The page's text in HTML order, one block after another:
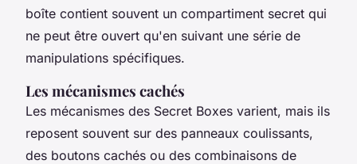
boîte contient souvent un compartiment secret qui
ne peut être ouvert qu'en suivant une série de
manipulations spécifiques.
Les mécanismes cachés
Les mécanismes des Secret Boxes varient, mais ils
reposent souvent sur des panneaux coulissants,
des boutons cachés ou des combinaisons de